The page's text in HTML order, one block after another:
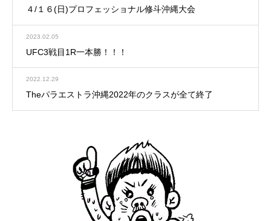
４/１６(日)プロフェッショナル修斗沖縄大会
2023.02.05
UFC3戦目1R一本勝！！！
2022.12.29
Theパラエストラ沖縄2022年のクラスが全て終了